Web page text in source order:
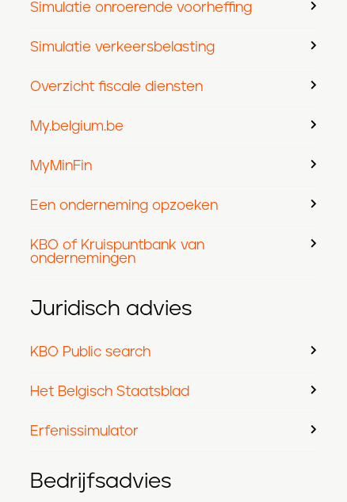
Simulatie onroerende voorheffing
Simulatie verkeersbelasting
Overzicht fiscale diensten
My.belgium.be
MyMinFin
Een onderneming opzoeken
KBO of Kruispuntbank van
ondernemingen
Juridisch advies
KBO Public search
Het Belgisch Staatsblad
Erfenissimulator
Bedrijfsadvies